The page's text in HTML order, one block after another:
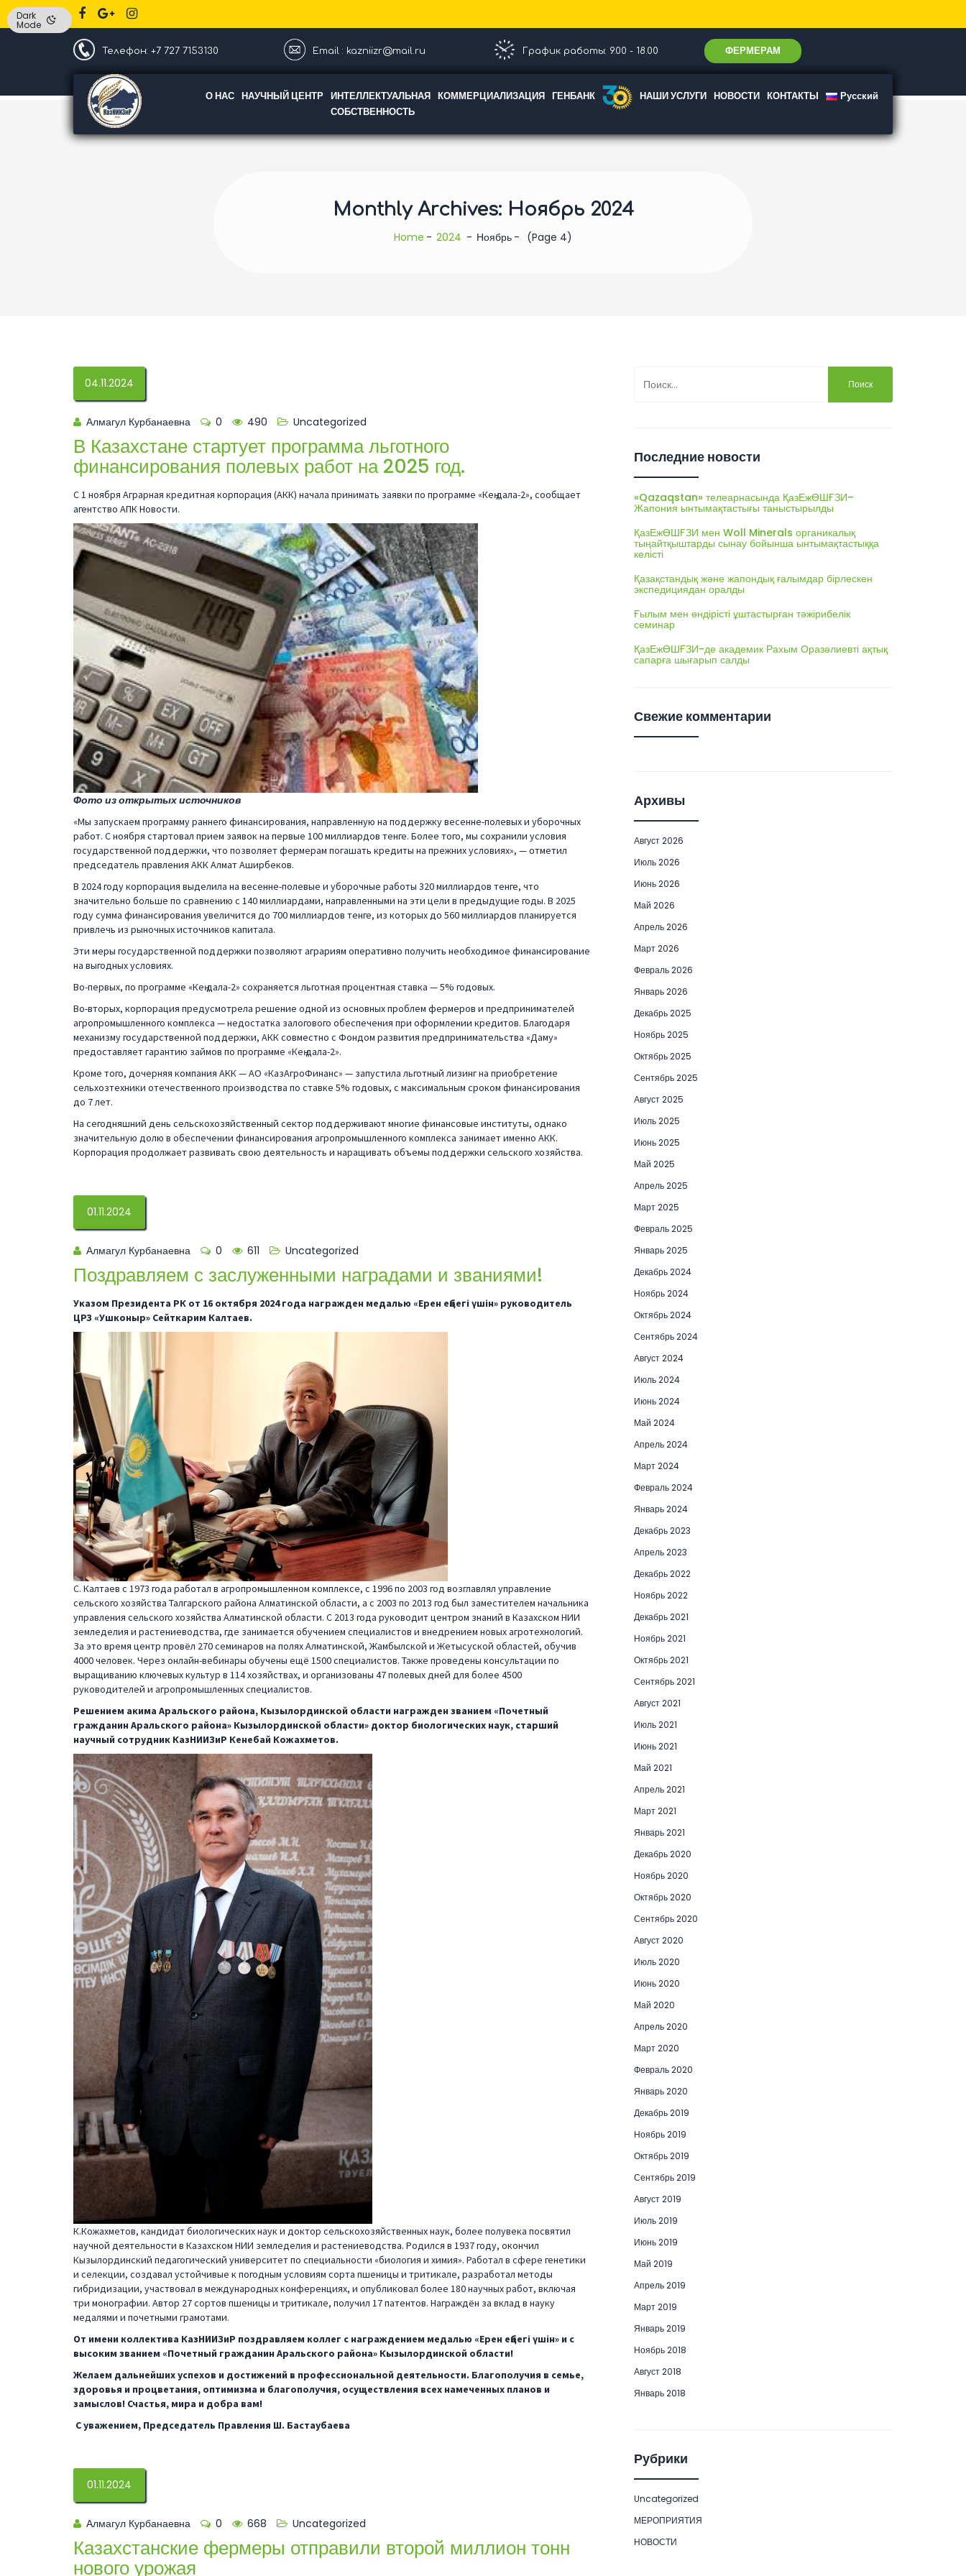
Телефон: +7 727 7153130 Email : kazniizr@mail.ru График работы: 9.00 - 18.00 ФЕРМЕРАМ
О НАС НАУЧНЫЙ ЦЕНТР ИНТЕЛЛЕКТУАЛЬНАЯ
СОБСТВЕННОСТЬ
КОММЕРЦИАЛИЗАЦИЯ ГЕНБАНК НАШИ УСЛУГИ НОВОСТИ КОНТАКТЫ Русский
Monthly Archives: Ноябрь 2024
Home 2024 Ноябрь (Page 4)
04.11.2024
Алмагул Курбанаевна 0 490 Uncategorized
В Казахстане стартует программа льготного
финансирования полевых работ на 2025 год.
С 1 ноября Аграрная кредитная корпорация (АКК) начала принимать заявки по программе «Кең дала-2», сообщает
агентство АПК Новости.
Фото из открытых источников
«Мы запускаем программу раннего финансирования, направленную на поддержку весенне-полевых и уборочных
работ. С ноября стартовал прием заявок на первые 100 миллиардов тенге. Более того, мы сохранили условия
государственной поддержки, что позволяет фермерам погашать кредиты на прежних условиях», — отметил
председатель правления АКК Алмат Аширбеков.
В 2024 году корпорация выделила на весенне-полевые и уборочные работы 320 миллиардов тенге, что
значительно больше по сравнению с 140 миллиардами, направленными на эти цели в предыдущие годы. В 2025
году сумма финансирования увеличится до 700 миллиардов тенге, из которых до 560 миллиардов планируется
привлечь из рыночных источников капитала.
Эти меры государственной поддержки позволяют аграриям оперативно получить необходимое финансирование
на выгодных условиях.
Во-первых, по программе «Кең дала-2» сохраняется льготная процентная ставка — 5% годовых.
Во-вторых, корпорация предусмотрела решение одной из основных проблем фермеров и предпринимателей
агропромышленного комплекса — недостатка залогового обеспечения при оформлении кредитов. Благодаря
механизму государственной поддержки, АКК совместно с Фондом развития предпринимательства «Даму»
предоставляет гарантию займов по программе «Кең дала-2».
Кроме того, дочерняя компания АКК — АО «КазАгроФинанс» — запустила льготный лизинг на приобретение
сельхозтехники отечественного производства по ставке 5% годовых, с максимальным сроком финансирования
до 7 лет.
На сегодняшний день сельскохозяйственный сектор поддерживают многие финансовые институты, однако
значительную долю в обеспечении финансирования агропромышленного комплекса занимает именно АКК.
Корпорация продолжает развивать свою деятельность и наращивать объемы поддержки сельского хозяйства.
01.11.2024
Алмагул Курбанаевна 0 611 Uncategorized
Поздравляем с заслуженными наградами и званиями!
Указом Президента РК от 16 октября 2024 года награжден медалью «Ерен еңбегі үшін» руководитель
ЦРЗ «Ушконыр» Сейткарим Калтаев.
С. Калтаев с 1973 года работал в агропромышленном комплексе, с 1996 по 2003 год возглавлял управление
сельского хозяйства Талгарского района Алматинской области, а с 2003 по 2013 год был заместителем начальника
управления сельского хозяйства Алматинской области. С 2013 года руководит центром знаний в Казахском НИИ
земледелия и растениеводства, где занимается обучением специалистов и внедрением новых агротехнологий.
За это время центр провёл 270 семинаров на полях Алматинской, Жамбылской и Жетысуской областей, обучив
4000 человек. Через онлайн-вебинары обучены ещё 1500 специалистов. Также проведены консультации по
выращиванию ключевых культур в 114 хозяйствах, и организованы 47 полевых дней для более 4500
руководителей и агропромышленных специалистов.
Решением акима Аральского района, Кызылординской области награжден званием «Почетный
гражданин Аральского района» Кызылординской области» доктор биологических наук, старший
научный сотрудник КазНИИЗиР Кенебай Кожахметов.
К.Кожахметов, кандидат биологических наук и доктор сельскохозяйственных наук, более полувека посвятил
научной деятельности в Казахском НИИ земледелия и растениеводства. Родился в 1937 году, окончил
Кызылординский педагогический университет по специальности «биология и химия». Работал в сфере генетики
и селекции, создавал устойчивые к погодным условиям сорта пшеницы и тритикале, разработал методы
гибридизации, участвовал в международных конференциях, и опубликовал более 180 научных работ, включая
три монографии. Автор 27 сортов пшеницы и тритикале, получил 17 патентов. Награждён за вклад в науку
медалями и почетными грамотами.
От имени коллектива КазНИИЗиР поздравляем коллег с награждением медалью «Ерен еңбегі үшін» и с
высоким званием «Почетный гражданин Аральского района» Кызылординской области!
Желаем дальнейших успехов и достижений в профессиональной деятельности. Благополучия в семье,
здоровья и процветания, оптимизма и благополучия, осуществления всех намеченных планов и
замыслов! Счастья, мира и добра вам!
С уважением, Председатель Правления Ш. Бастаубаева
01.11.2024
Алмагул Курбанаевна 0 668 Uncategorized
Казахстанские фермеры отправили второй миллион тонн
нового урожая
Последние новости
«Qazaqstan» телеарнасында ҚазЕжӨШҒЗИ–
Жапония ынтымақтастығы таныстырылды
ҚазЕжӨШҒЗИ мен Woll Minerals органикалық
тыңайтқыштарды сынау бойынша ынтымақтастыққа
келісті
Қазақстандық және жапондық ғалымдар бірлескен
экспедициядан оралды
Ғылым мен өндірісті ұштастырған тәжірибелік
семинар
ҚазЕжӨШҒЗИ-де академик Рахым Оразәлиевті ақтық
сапарға шығарып салды
Свежие комментарии
Архивы
Август 2026
Июль 2026
Июнь 2026
Май 2026
Апрель 2026
Март 2026
Февраль 2026
Январь 2026
Декабрь 2025
Ноябрь 2025
Октябрь 2025
Сентябрь 2025
Август 2025
Июль 2025
Июнь 2025
Май 2025
Апрель 2025
Март 2025
Февраль 2025
Январь 2025
Декабрь 2024
Ноябрь 2024
Октябрь 2024
Сентябрь 2024
Август 2024
Июль 2024
Июнь 2024
Май 2024
Апрель 2024
Март 2024
Февраль 2024
Январь 2024
Декабрь 2023
Апрель 2023
Декабрь 2022
Ноябрь 2022
Декабрь 2021
Ноябрь 2021
Октябрь 2021
Сентябрь 2021
Август 2021
Июль 2021
Июнь 2021
Май 2021
Апрель 2021
Март 2021
Январь 2021
Декабрь 2020
Ноябрь 2020
Октябрь 2020
Сентябрь 2020
Август 2020
Июль 2020
Июнь 2020
Май 2020
Апрель 2020
Март 2020
Февраль 2020
Январь 2020
Декабрь 2019
Ноябрь 2019
Октябрь 2019
Сентябрь 2019
Август 2019
Июль 2019
Июнь 2019
Май 2019
Апрель 2019
Март 2019
Январь 2019
Ноябрь 2018
Август 2018
Январь 2018
Рубрики
Uncategorized
МЕРОПРИЯТИЯ
НОВОСТИ
Dark
Mode